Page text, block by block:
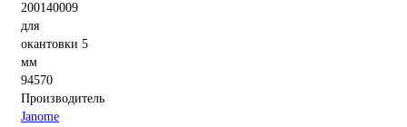
94570
Производитель
Janome